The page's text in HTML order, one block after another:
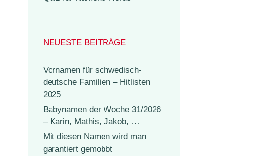
NEUESTE BEITRÄGE
Vornamen für schwedisch-
deutsche Familien – Hitlisten
2025
Babynamen der Woche 31/2026
– Karin, Mathis, Jakob, …
Mit diesen Namen wird man
garantiert gemobbt